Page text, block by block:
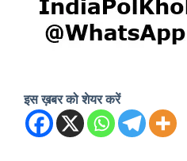
इस ख़बर को शेयर करें